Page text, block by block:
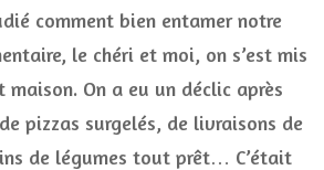
bonnes
de
se
à
la
comment bien entamer notre
le chéri et moi, on s’est mis
On a eu un déclic après
pizzas surgelés, de livraisons de
de légumes tout prêt… C’était